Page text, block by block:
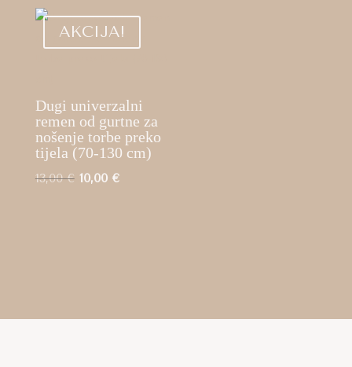
AKCIJA!
Dugi univerzalni
remen od gurtne za
nošenje torbe preko
tijela (70-130 cm)
13,00€ Izvorna
10,00 €Trenutna